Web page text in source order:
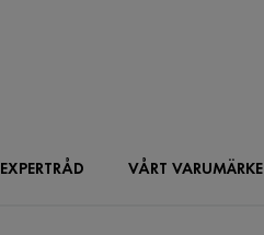
EXPERTRÅD VÅRT VARUMÄRKE